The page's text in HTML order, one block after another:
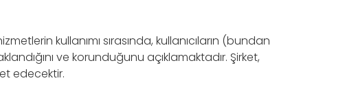
kullanımı sırasında, kullanıcıların (bundan
ve korunduğunu açıklamaktadır. Şirket,
edecektir.